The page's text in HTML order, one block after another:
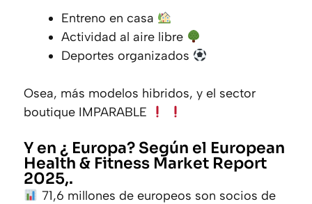
Entreno en casa
Actividad al aire libre
Deportes organizados
Osea, más modelos hibridos, y el sector
boutique IMPARABLE
Y en ¿ Europa? Según el European
Health & Fitness Market Report
2025,.
71,6 millones de europeos son socios de